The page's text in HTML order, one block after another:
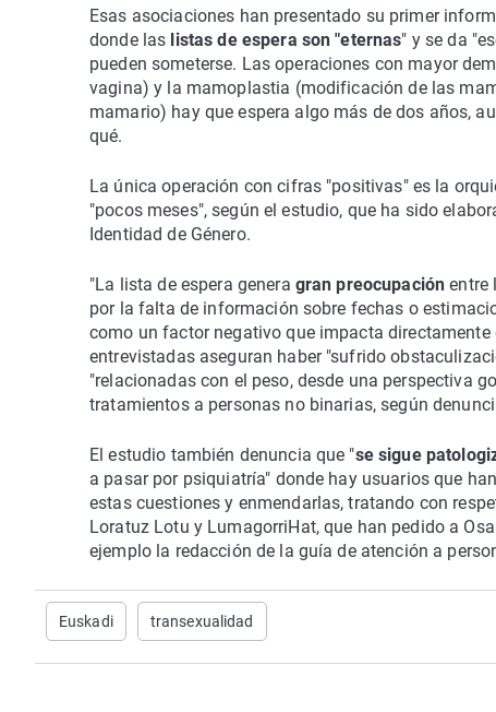
Esas asociaciones han presentado su primer
donde las listas de espera son "eternas" y se da
pueden someterse. Las operaciones con mayor
vagina) y la mamoplastia (modificación de las
mamario) hay que espera algo más de dos años,
qué.
La única operación con cifras "positivas" es la
"pocos meses", según el estudio, que ha sido
Identidad de Género.
"La lista de espera genera gran preocupación entre
por la falta de información sobre fechas o
como un factor negativo que impacta
entrevistadas aseguran haber "sufrido
"relacionadas con el peso, desde una perspectiva
tratamientos a personas no binarias, según
El estudio también denuncia que "se sigue
a pasar por psiquiatría" donde hay usuarios que
estas cuestiones y enmendarlas, tratando con
Loratuz Lotu y LumagorriHat, que han pedido a
ejemplo la redacción de la guía de atención a
Euskadi transexualidad